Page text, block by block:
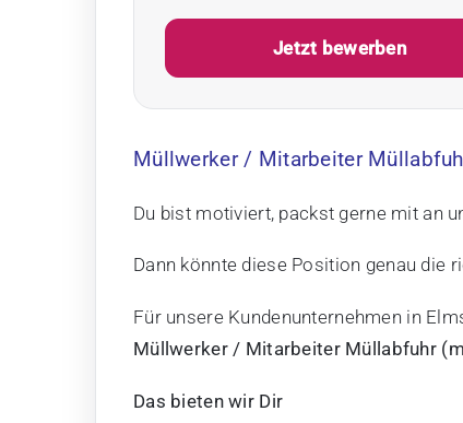
Jetzt bewerben
Müllwerker / Mitarbeiter
Du bist motiviert, packst gerne mit an
Dann könnte diese Position genau die
Für unsere Kundenunternehmen in
Müllwerker / Mitarbeiter Müllabfuhr
Das bieten wir Dir